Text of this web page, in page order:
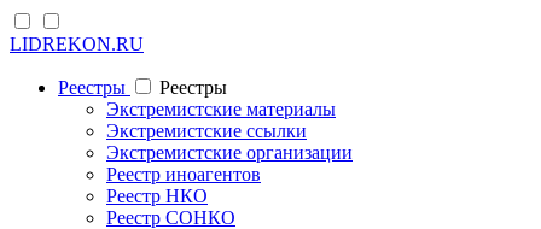
LIDREKON.RU
Реестры
Реестры
Экстремистские материалы
Экстремистские ссылки
Экстремистские организации
Реестр иноагентов
Реестр НКО
Реестр СОНКО